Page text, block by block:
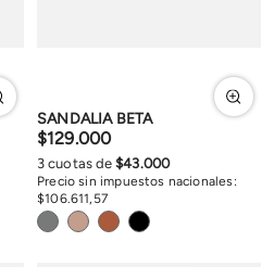
SANDALIA BETA
$129.000
Precio sin impuestos nacionales:
$106. 611, 57
3 cuotas de$43.000